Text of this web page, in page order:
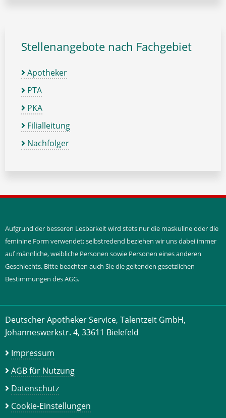
Stellenangebote nach Fachgebiet
Apotheker
PTA
PKA
Filialleitung
Nachfolger
Aufgrund der besseren Lesbarkeit wird stets nur die maskuline oder die
feminine Form verwendet; selbstredend beziehen wir uns dabei immer
auf männliche, weibliche Personen sowie Personen eines anderen
Geschlechts. Bitte beachten auch Sie die geltenden gesetzlichen
Bestimmungen des AGG.
Deutscher Apotheker Service, Talentzeit GmbH,
Johanneswerkstr. 4, 33611 Bielefeld
Impressum
AGB für Nutzung
Datenschutz
Cookie-Einstellungen